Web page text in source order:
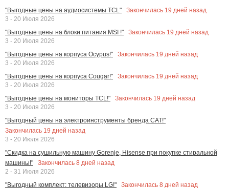
"Выгодные цены на аудиосистемы TCL"
Закончилась 19 дней назад
3 - 20 Июля 2026
"Выгодные цены на блоки питания MSI !"
Закончилась 19 дней назад
3 - 20 Июля 2026
"Выгодные цены на корпуса Ocypus!"
Закончилась 19 дней назад
3 - 20 Июля 2026
"Выгодные цены на корпуса Cougar!"
Закончилась 19 дней назад
3 - 20 Июля 2026
"Выгодные цены на мониторы TCL!"
Закончилась 19 дней назад
3 - 20 Июля 2026
"Выгодный цены на электроинструменты бренда CAT!"
Закончилась 19 дней назад
3 - 20 Июля 2026
"Скидка на сушильную машину Gorenje, Hisense при покупке стиральной
машины!"
Закончилась 8 дней назад
2 - 31 Июля 2026
"Выгодный комплект: телевизоры LG!"
Закончилась 8 дней назад